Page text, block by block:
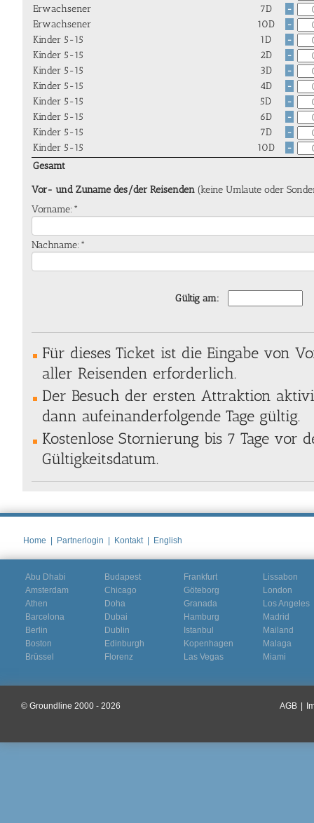
Erwachsener 7D -
Erwachsener 10D -
Kinder 5-15 1D -
Kinder 5-15 2D -
Kinder 5-15 3D -
Kinder 5-15 4D -
Kinder 5-15 5D -
Kinder 5-15 6D -
Kinder 5-15 7D -
Kinder 5-15 10D -
Gesamt
Vor- und Zuname des/der Reisenden (keine Umlaute oder
Vorname:*
Nachname:*
Gültig am:
Für dieses Ticket ist die Eingabe von
aller Reisenden erforderlich.
Der Besuch der ersten Attraktion
dann aufeinanderfolgende Tage gültig.
Kostenlose Stornierung bis 7 Tage vor
Gültigkeitsdatum.
Home | Partnerlogin | Kontakt | English
Abu Dhabi
Amsterdam
Athen
Barcelona
Berlin
Boston
Brüssel
Budapest
Chicago
Doha
Dubai
Dublin
Edinburgh
Florenz
Frankfurt
Göteborg
Granada
Hamburg
Istanbul
Kopenhagen
Las Vegas
Lissabon
London
Los Angeles
Madrid
Mailand
Malaga
Miami
© Groundline 2000 - 2026 AGB |